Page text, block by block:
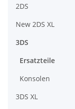
2DS
New 2DS XL
3DS
Ersatzteile
Konsolen
3DS XL